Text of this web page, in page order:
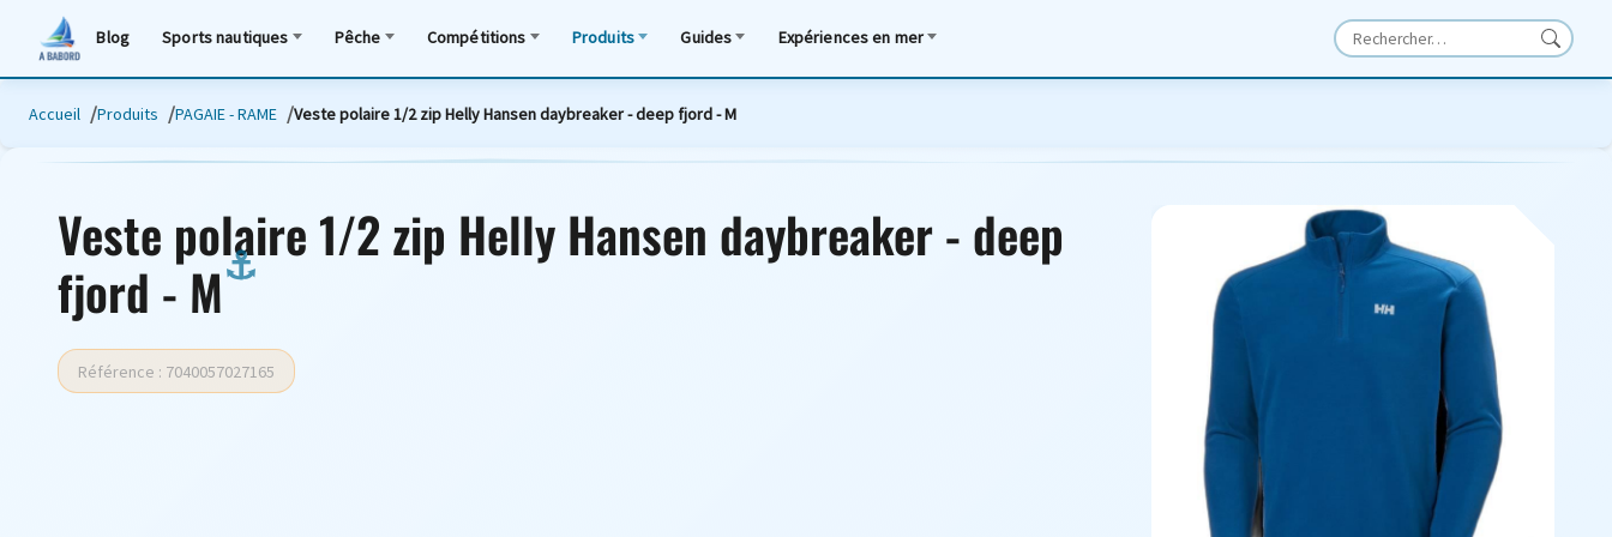
Blog Sports nautiques Pêche Compétitions Produits Guides Expériences en mer
Accueil Produits PAGAIE - RAME Veste polaire 1/2 zip Helly Hansen daybreaker - deep fjord - M
Veste polaire 1/2 zip Helly Hansen daybreaker - deep
fjord - M
Référence : 7040057027165